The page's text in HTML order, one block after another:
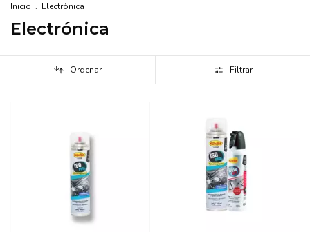
Inicio . Electrónica
Electrónica
Ordenar Filtrar